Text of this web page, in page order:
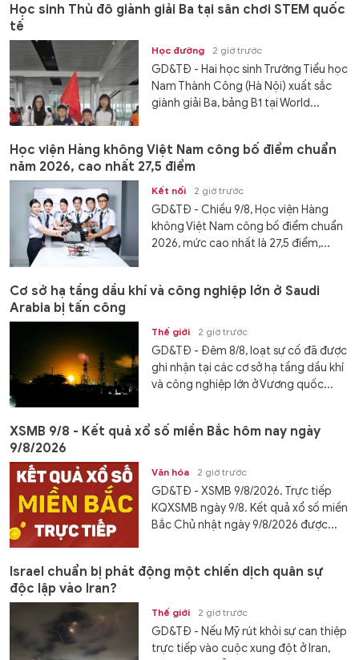
Học sinh Thủ đô giành giải Ba tại sân chơi STEM quốc
tế
Học đường 2 giờ trước
GD&TĐ - Hai học sinh Trường Tiểu học
Nam Thành Công (Hà Nội) xuất sắc
giành giải Ba, bảng B1 tại World...
Học viện Hàng không Việt Nam công bố điểm chuẩn
năm 2026, cao nhất 27,5 điểm
Kết nối 2 giờ trước
GD&TĐ - Chiều 9/8, Học viện Hàng
không Việt Nam công bố điểm chuẩn
2026, mức cao nhất là 27,5 điểm,...
Cơ sở hạ tầng dầu khí và công nghiệp lớn ở Saudi
Arabia bị tấn công
Thế giới 2 giờ trước
GD&TĐ - Đêm 8/8, loạt sự cố đã được
ghi nhận tại các cơ sở hạ tầng dầu khí
và công nghiệp lớn ở Vương quốc...
XSMB 9/8 - Kết quả xổ số miền Bắc hôm nay ngày
9/8/2026
Văn hóa 2 giờ trước
GD&TĐ - XSMB 9/8/2026. Trực tiếp
KQXSMB ngày 9/8. Kết quả xổ số miền
Bắc Chủ nhật ngày 9/8/2026 được...
Israel chuẩn bị phát động một chiến dịch quân sự
độc lập vào Iran?
Thế giới 2 giờ trước
GD&TĐ - Nếu Mỹ rút khỏi sự can thiệp
trực tiếp vào cuộc xung đột ở Iran,